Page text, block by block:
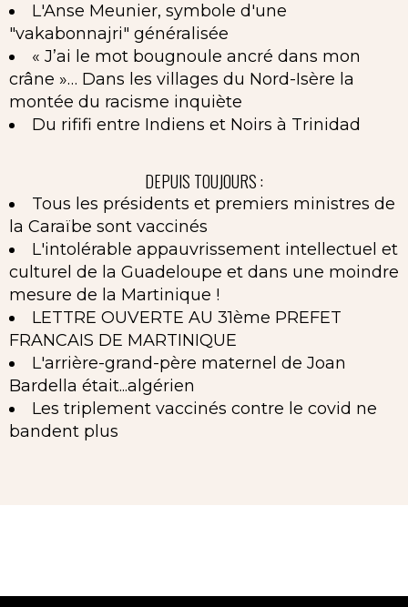
L'Anse Meunier, symbole d'une
"vakabonnajri" généralisée
« J’ai le mot bougnoule ancré dans mon
crâne »… Dans les villages du Nord-Isère la
montée du racisme inquiète
Du rififi entre Indiens et Noirs à Trinidad
DEPUIS TOUJOURS :
Tous les présidents et premiers ministres de
la Caraïbe sont vaccinés
L'intolérable appauvrissement intellectuel et
culturel de la Guadeloupe et dans une moindre
mesure de la Martinique !
LETTRE OUVERTE AU 31ème PREFET
FRANCAIS DE MARTINIQUE
L'arrière-grand-père maternel de Joan
Bardella était...algérien
Les triplement vaccinés contre le covid ne
bandent plus